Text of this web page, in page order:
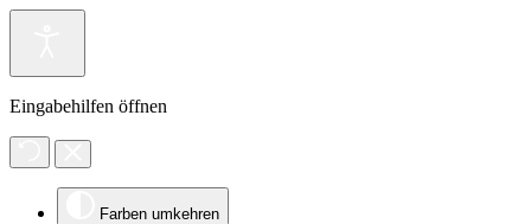
Eingabehilfen öffnen
Farben umkehren